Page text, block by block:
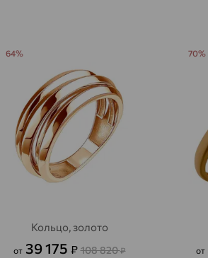
Кольцо, золото
от 39 175 ₽ 108 820₽
64%
от
70%